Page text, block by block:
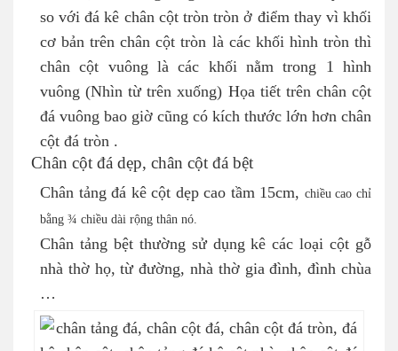
so với đá kê chân cột tròn tròn ở điểm thay vì khối
cơ bản trên chân cột tròn là các khối hình tròn thì
chân cột vuông là các khối nằm trong 1 hình
vuông (Nhìn từ trên xuống) Họa tiết trên chân cột
đá vuông bao giờ cũng có kích thước lớn hơn chân
cột đá tròn .
Chân cột đá dẹp, chân cột đá bệt
Chân tảng đá kê cột dẹp cao tầm 15cm, chiều cao chỉ
bằng ¾ chiều dài rộng thân nó.
Chân tảng bệt thường sử dụng kê các loại cột gỗ
nhà thờ họ, từ đường, nhà thờ gia đình, đình chùa
…